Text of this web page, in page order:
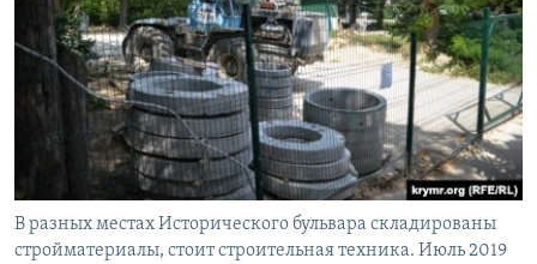
В разных местах Исторического бульвара складированы
стройматериалы, стоит строительная техника. Июль 2019